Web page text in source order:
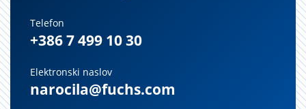
Telefon
+386 7 499 10 30
Elektronski naslov
narocila@fuchs.com